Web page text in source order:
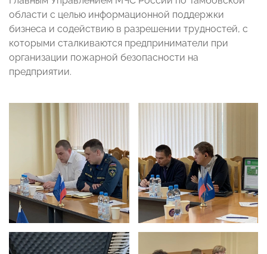
области с целью информационной поддержки
бизнеса и содействию в разрешении трудностей, с
которыми сталкиваются предприниматели при
организации пожарной безопасности на
предприятии.